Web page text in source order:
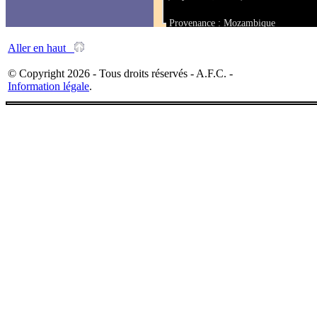
Provenance : Mozambique
Aller en haut
© Copyright 2026 - Tous droits réservés - A.F.C. -
Information légale.